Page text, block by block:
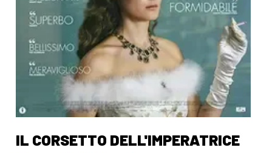
IL CORSETTO DELL'IMPERATRICE